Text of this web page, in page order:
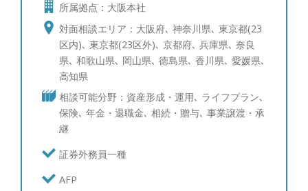
お持ちの金融市場の情報収集や銘柄研究など優秀な
他社の担当者に負けないよう取り組んでいます。特
に米国株式マーケットはテクノロジーの起点として
重要なので、セールスの視点ではなく独立の立場を
生かしてより詳しい情報提供がリアルタイムで出来
るよう心掛けています。また、これまでの経験を生
かして資産運用以外のお客様のお悩み（相続対策・
保険コンサルティング・M＆Aなど法人様の課題）
についても、今まで以上に的確なアドバイスができ
るよう情報収集と勉強に日々精進し、お客様から必
います。 ●お客様の資産運用やライフプランの目標
所属拠点：大阪本社
対面相談エリア：大阪府､ 神奈川県､ 東京都(23
区内)､ 東京都(23区外)､ 京都府､ 兵庫県､ 奈良
県､ 和歌山県､ 岡山県､ 徳島県､ 香川県､ 愛媛県､
高知県
相談可能分野：資産形成・運用､ ライフプラン､
保険､ 年金・退職金､ 相続・贈与､ 事業譲渡・承
継
証券外務員一種
AFP